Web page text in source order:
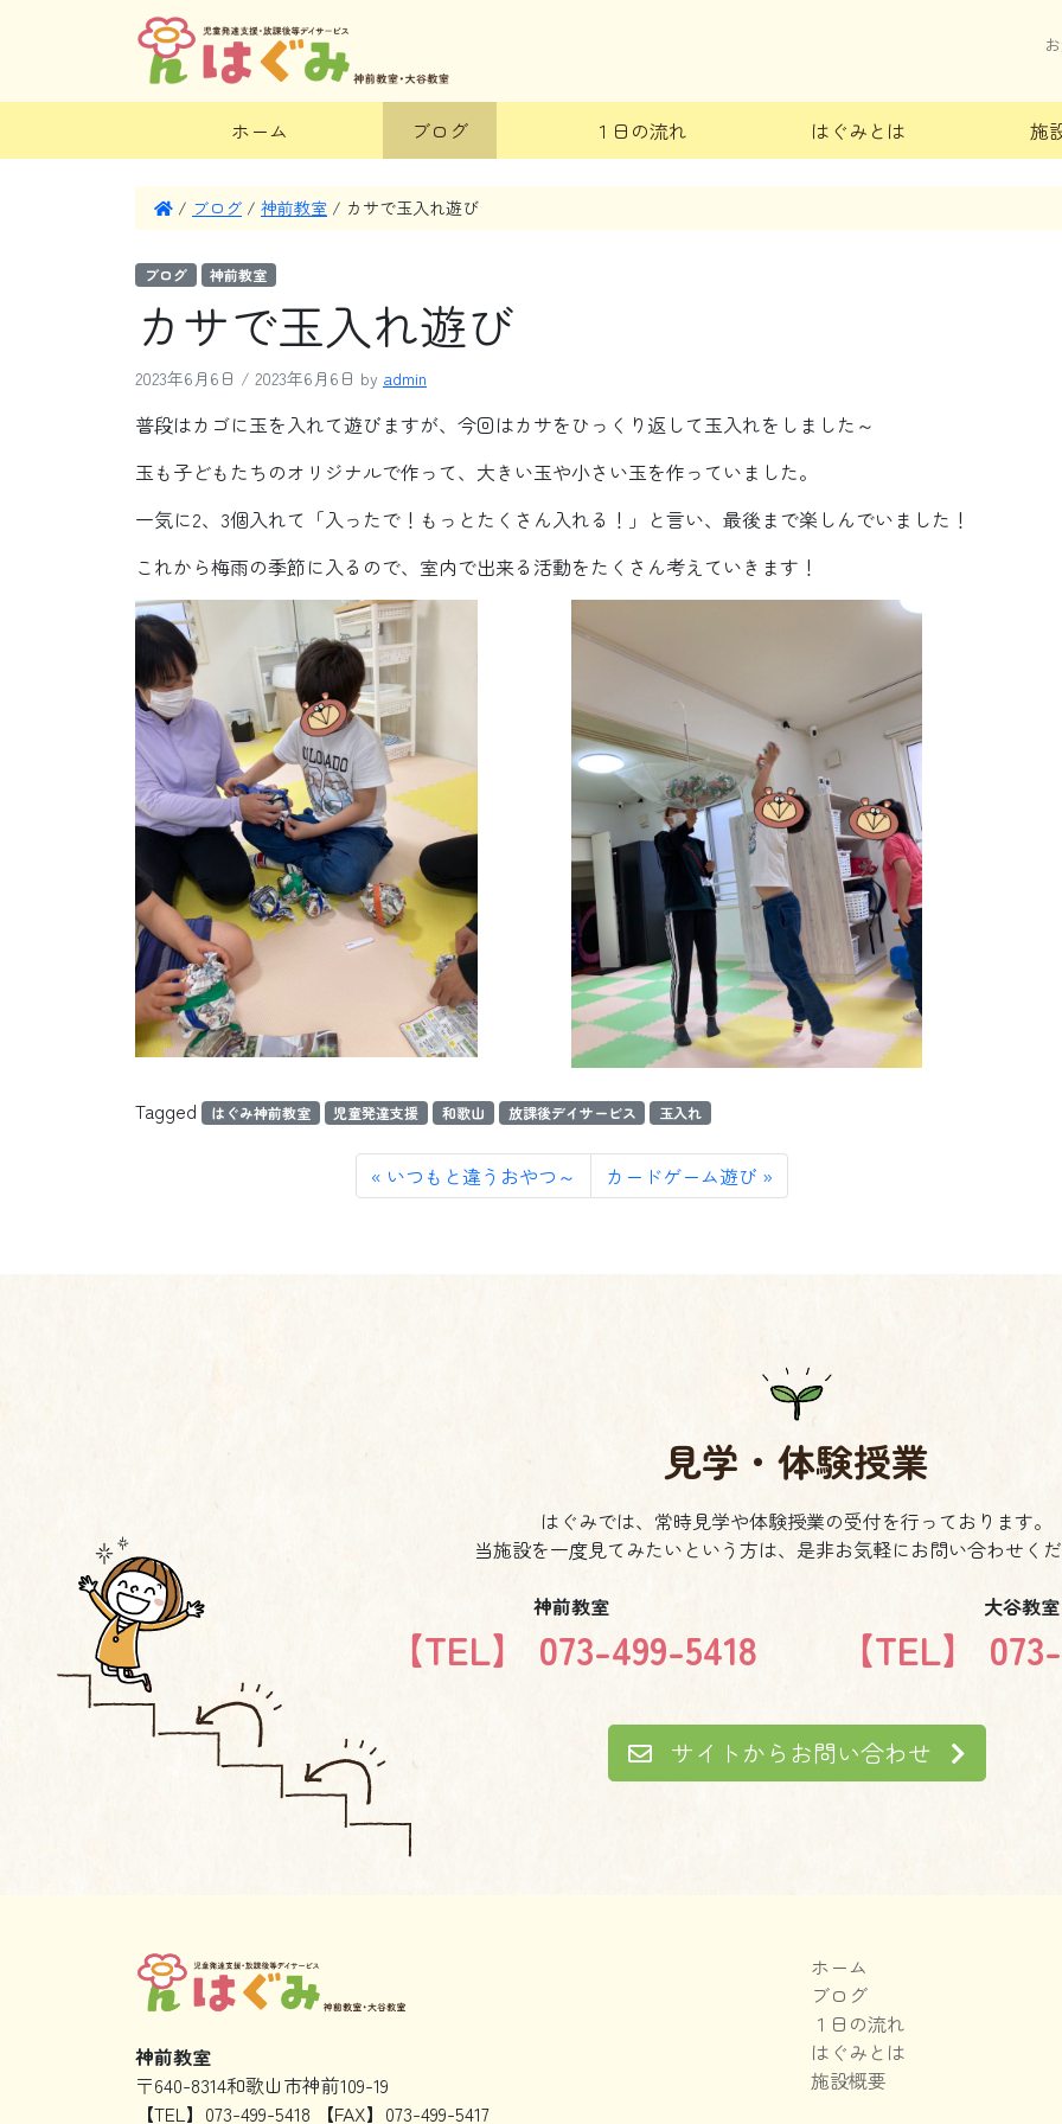
ホーム ブログ １日の流れ はぐみとは 施
/ ブログ / 神前教室 / カサで玉入れ遊び
ブログ 神前教室
カサで玉入れ遊び
2023年6月6日 / 2023年6月6日 by admin
普段はカゴに玉を入れて遊びますが、今回はカサをひっくり返して玉入れをしました～
玉も子どもたちのオリジナルで作って、大きい玉や小さい玉を作っていました。
一気に2、3個入れて「入ったで！もっとたくさん入れる！」と言い、最後まで楽しんでいました！
これから梅雨の季節に入るので、室内で出来る活動をたくさん考えていきます！
Tagged はぐみ神前教室 児童発達支援 和歌山 放課後デイサービス 玉入れ
いつもと違うおやつ～ カードゲーム遊び
見学・体験授業
はぐみでは、常時見学や体験授業の受付を行っております。
当施設を一度見てみたいという方は、是非お気軽にお問い合わせく
神前教室
【TEL】 073-499-5418
大谷教室
【TEL】
サイトからお問い合わせ
神前教室
〒640-8314和歌山市神前109-19
【TEL】073-499-5418 【FAX】073-499-5417
ホーム
ブログ
１日の流れ
はぐみとは
施設概要